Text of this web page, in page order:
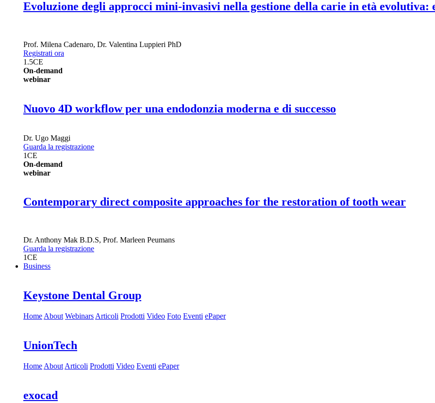
Evoluzione degli approcci mini-invasivi nella gestione della carie in età evolutiva:
Prof. Milena Cadenaro, Dr. Valentina Luppieri PhD
Registrati ora
1.5CE
On-demand
webinar
Nuovo 4D workflow per una endodonzia moderna e di successo
Dr. Ugo Maggi
Guarda la registrazione
1CE
On-demand
webinar
Contemporary direct composite approaches for the restoration of tooth wear
Dr. Anthony Mak B.D.S, Prof. Marleen Peumans
Guarda la registrazione
1CE
Business
Keystone Dental Group
Home About Webinars Articoli Prodotti Video Foto Eventi ePaper
UnionTech
Home About Articoli Prodotti Video Eventi ePaper
exocad